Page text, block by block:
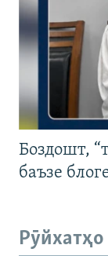
Боздошт,
баъзе
Рӯйхатҳо